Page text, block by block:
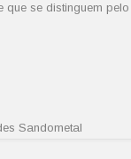
se distinguem pelo
Sandometal